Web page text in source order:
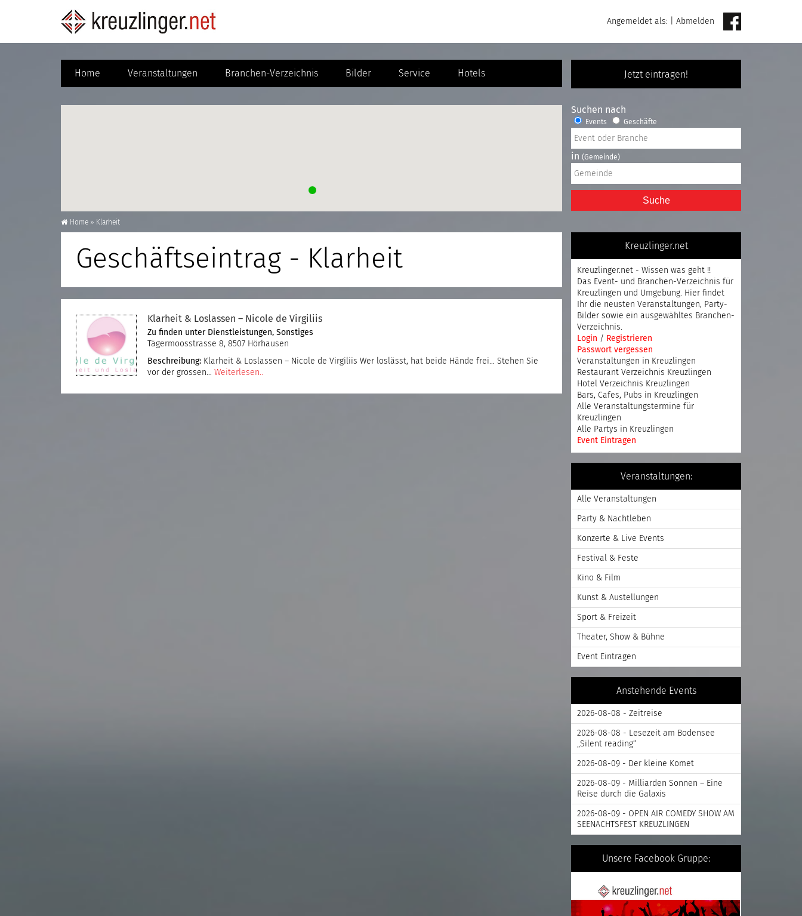
Angemeldet als: Abmelden
Jetzt eintragen!
Home Veranstaltungen Branchen-Verzeichnis Bilder Service Hotels
Home » Klarheit
Geschäftseintrag - Klarheit
Klarheit & Loslassen – Nicole de Virgiliis
Zu finden unter Dienstleistungen, Sonstiges
Tägermoosstrasse 8, 8507 Hörhausen
Beschreibung: Klarheit & Loslassen – Nicole de Virgiliis Wer loslässt, hat beide Hände frei… Stehen Sie
vor der grossen… Weiterlesen..
Suchen nach
Events Geschäfte
in (Gemeinde)
Suche
Kreuzlinger.net
Kreuzlinger.net - Wissen was geht !!
Das Event- und Branchen-Verzeichnis für
Kreuzlingen und Umgebung. Hier findet
Ihr die neusten Veranstaltungen, Party-
Bilder sowie ein ausgewähltes Branchen-
Verzeichnis.
Login / Registrieren
Passwort vergessen
Veranstaltungen in Kreuzlingen
Restaurant Verzeichnis Kreuzlingen
Hotel Verzeichnis Kreuzlingen
Bars, Cafes, Pubs in Kreuzlingen
Alle Veranstaltungstermine für
Kreuzlingen
Alle Partys in Kreuzlingen
Event Eintragen
Veranstaltungen:
Alle Veranstaltungen
Party & Nachtleben
Konzerte & Live Events
Festival & Feste
Kino & Film
Kunst & Austellungen
Sport & Freizeit
Theater, Show & Bühne
Event Eintragen
Anstehende Events
2026-08-08 - Zeitreise
2026-08-08 - Lesezeit am Bodensee
„Silent reading“
2026-08-09 - Der kleine Komet
2026-08-09 - Milliarden Sonnen – Eine
Reise durch die Galaxis
2026-08-09 - OPEN AIR COMEDY SHOW AM
SEENACHTSFEST KREUZLINGEN
Unsere Facebook Gruppe: